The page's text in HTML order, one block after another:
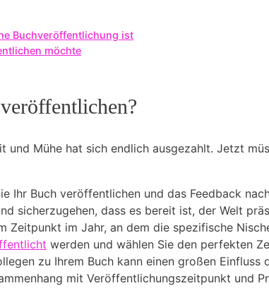
Buchveröffentlichung ist
möchte
Mühe hat sich endlich ausgezahlt. Jetzt
Ihr Buch veröffentlichen und das Feedback
sicherzugehen, dass es bereit ist, der Welt
im Jahr, an dem die spezifische
werden und wählen Sie den perfekten
zu Ihrem Buch kann einen großen Einfluss
mit Veröffentlichungszeitpunkt und